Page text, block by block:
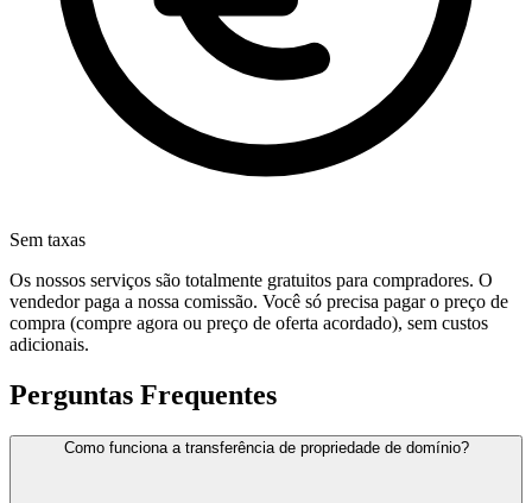
Sem taxas
Os nossos serviços são totalmente gratuitos para compradores. O
vendedor paga a nossa comissão. Você só precisa pagar o preço de
compra (compre agora ou preço de oferta acordado), sem custos
adicionais.
Perguntas Frequentes
Como funciona a transferência de propriedade de domínio?